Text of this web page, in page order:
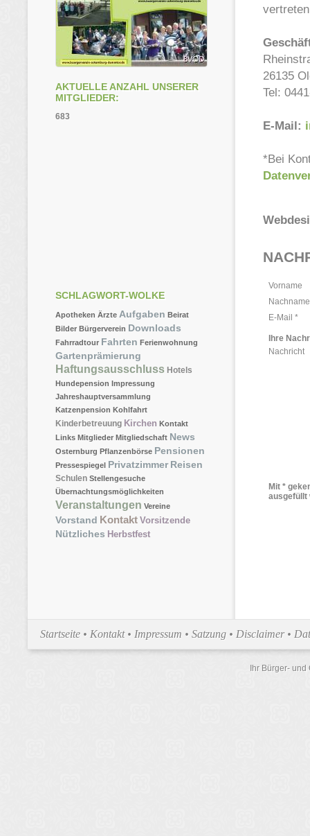
AKTUELLE ANZAHL UNSERER
MITGLIEDER:
683
SCHLAGWORT-WOLKE
Apotheken Ärzte Aufgaben Beirat
Bilder Bürgerverein Downloads
Fahrradtour Fahrten Ferienwohnung
Gartenprämierung
Haftungsausschluss Hotels
Hundepension Impressung
Jahreshauptversammlung
Katzenpension Kohlfahrt
Kinderbetreuung Kirchen Kontakt
Links Mitglieder Mitgliedschaft News
Osternburg Pflanzenbörse Pensionen
Pressespiegel Privatzimmer Reisen
Schulen Stellengesuche
Übernachtungsmöglichkeiten
Veranstaltungen Vereine
Vorstand Kontakt Vorsitzende
Nützliches Herbstfest
26135
Tel:
E-Mail:
*Bei
Vorname
E-Mail *
Ihre
Nachricht
Mit *
ausgefüllt
Startseite • Kontakt• Impressum •Satzung • Disclaimer•
Ihr Bürger-